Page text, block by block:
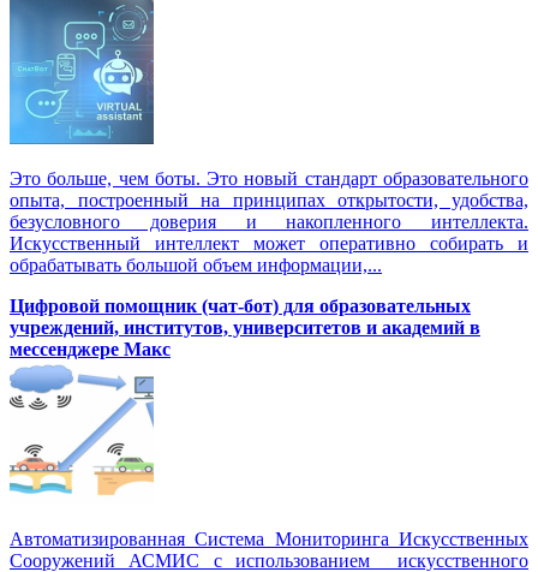
Это больше, чем боты. Это новый стандарт образовательного
опыта, построенный на принципах открытости, удобства,
безусловного доверия и накопленного интеллекта.
Искусственный интеллект может оперативно собирать и
обрабатывать большой объем информации,...
Цифровой помощник (чат-бот) для образовательных
учреждений, институтов, университетов и академий в
мессенджере Макс
Автоматизированная Система Мониторинга Искусственных
Сооружений АСМИС с использованием искусственного